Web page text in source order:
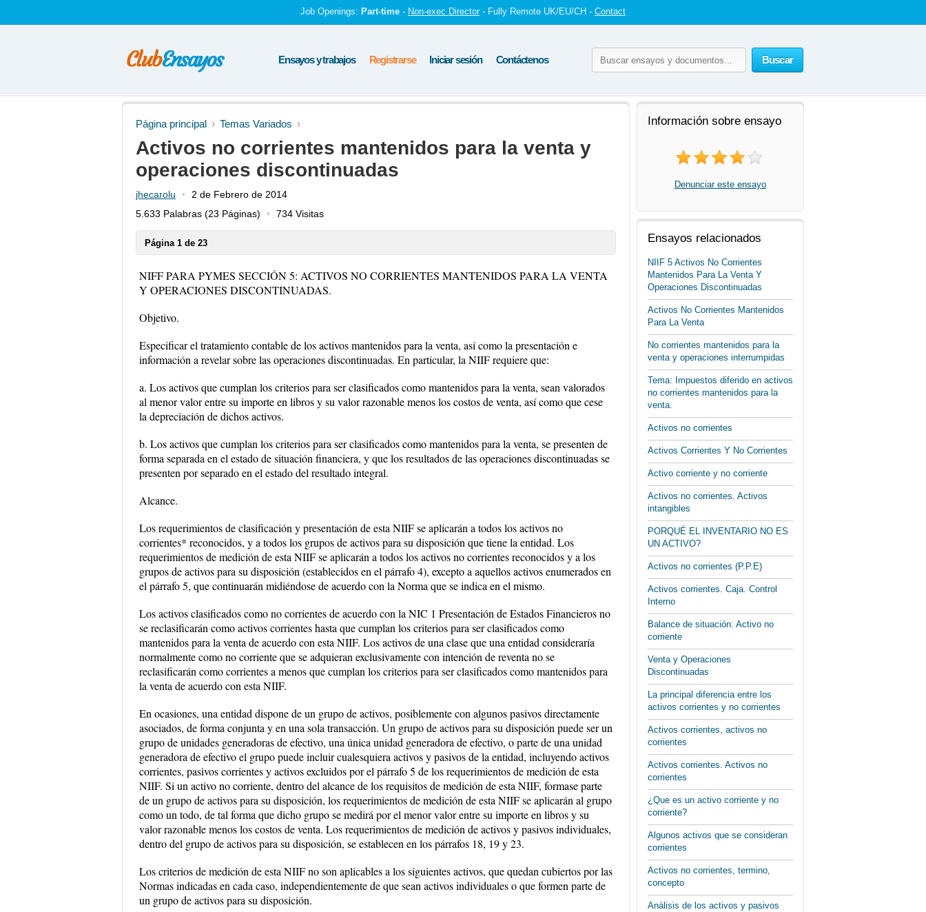
Job Openings: Part-time - Non-exec Director - Fully Remote UK/EU/CH - Contact
Buscar
Ensayos y trabajos Registrarse Iniciar sesión Contáctenos
Página principal Temas Variados
Activos no corrientes mantenidos para la venta y
operaciones discontinuadas
jhecarolu
2 de Febrero de 2014
5.633 Palabras (23 Páginas) 734 Visitas
Página 1 de 23
NIFF PARA PYMES SECCIÓN 5: ACTIVOS NO CORRIENTES MANTENIDOS PARA LA VENTA
Y OPERACIONES DISCONTINUADAS.
Objetivo.
Especificar el tratamiento contable de los activos mantenidos para la venta, así como la presentación e
información a revelar sobre las operaciones discontinuadas. En particular, la NIIF requiere que:
a. Los activos que cumplan los criterios para ser clasificados como mantenidos para la venta, sean valorados
al menor valor entre su importe en libros y su valor razonable menos los costos de venta, así como que cese
la depreciación de dichos activos.
b. Los activos que cumplan los criterios para ser clasificados como mantenidos para la venta, se presenten de
forma separada en el estado de situación financiera, y que los resultados de las operaciones discontinuadas se
presenten por separado en el estado del resultado integral.
Alcance.
Los requerimientos de clasificación y presentación de esta NIIF se aplicarán a todos los activos no
corrientes* reconocidos, y a todos los grupos de activos para su disposición que tiene la entidad. Los
requerimientos de medición de esta NIIF se aplicarán a todos los activos no corrientes reconocidos y a los
grupos de activos para su disposición (establecidos en el párrafo 4), excepto a aquellos activos enumerados en
el párrafo 5, que continuarán midiéndose de acuerdo con la Norma que se indica en el mismo.
Los activos clasificados como no corrientes de acuerdo con la NIC 1 Presentación de Estados Financieros no
se reclasificarán como activos corrientes hasta que cumplan los criterios para ser clasificados como
mantenidos para la venta de acuerdo con esta NIIF. Los activos de una clase que una entidad consideraría
normalmente como no corriente que se adquieran exclusivamente con intención de reventa no se
reclasificarán como corrientes a menos que cumplan los criterios para ser clasificados como mantenidos para
la venta de acuerdo con esta NIIF.
En ocasiones, una entidad dispone de un grupo de activos, posiblemente con algunos pasivos directamente
asociados, de forma conjunta y en una sola transacción. Un grupo de activos para su disposición puede ser un
grupo de unidades generadoras de efectivo, una única unidad generadora de efectivo, o parte de una unidad
generadora de efectivo el grupo puede incluir cualesquiera activos y pasivos de la entidad, incluyendo activos
corrientes, pasivos corrientes y activos excluidos por el párrafo 5 de los requerimientos de medición de esta
NIIF. Si un activo no corriente, dentro del alcance de los requisitos de medición de esta NIIF, formase parte
de un grupo de activos para su disposición, los requerimientos de medición de esta NIIF se aplicarán al grupo
como un todo, de tal forma que dicho grupo se medirá por el menor valor entre su importe en libros y su
valor razonable menos los costos de venta. Los requerimientos de medición de activos y pasivos individuales,
dentro del grupo de activos para su disposición, se establecen en los párrafos 18, 19 y 23.
Los criterios de medición de esta NIIF no son aplicables a los siguientes activos, que quedan cubiertos por las
Normas indicadas en cada caso, independientemente de que sean activos individuales o que formen parte de
un grupo de activos para su disposición.
Información sobre ensayo
Denunciar este ensayo
Ensayos relacionados
NIIF 5 Activos No Corrientes
Mantenidos Para La Venta Y
Operaciones Discontinuadas
Activos No Corrientes Mantenidos
Para La Venta
No corrientes mantenidos para la
venta y operaciones interrumpidas
Tema: Impuestos diferido en activos
no corrientes mantenidos para la
venta.
Activos no corrientes
Activos Corrientes Y No Corrientes
Activo corriente y no corriente
Activos no corrientes. Activos
intangibles
PORQUÉ EL INVENTARIO NO ES
UN ACTIVO?
Activos no corrientes (P.P.E)
Activos corrientes. Caja. Control
Interno
Balance de situación: Activo no
corriente
Venta y Operaciones
Discontinuadas
La principal diferencia entre los
activos corrientes y no corrientes
Activos corrientes, activos no
corrientes
Activos corrientes. Activos no
corrientes
¿Que es un activo corriente y no
corriente?
Algunos activos que se consideran
corrientes
Activos no corrientes, termino,
concepto
Análisis de los activos y pasivos